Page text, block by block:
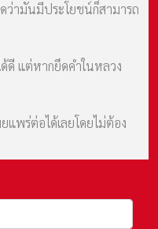
ว่ามันมีประโยชน์ก็สามารถ
ดี แต่หากยึดคำในหลวง
แพร่ต่อได้เลยโดยไม่ต้อง